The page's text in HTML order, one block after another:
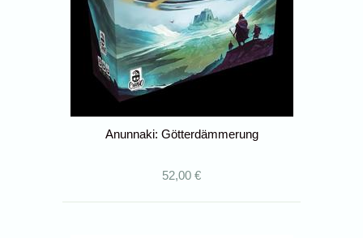
Anunnaki: Götterdämmerung
52,00 €